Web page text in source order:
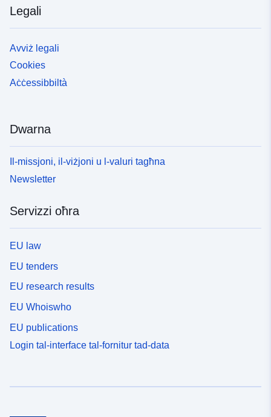
Legali
Avviż legali
Cookies
Aċċessibbiltà
Dwarna
Il-missjoni, il-viżjoni u l-valuri tagħna
Newsletter
Servizzi oħra
EU law
EU tenders
EU research results
EU Whoiswho
EU publications
Login tal-interface tal-fornitur tad-data